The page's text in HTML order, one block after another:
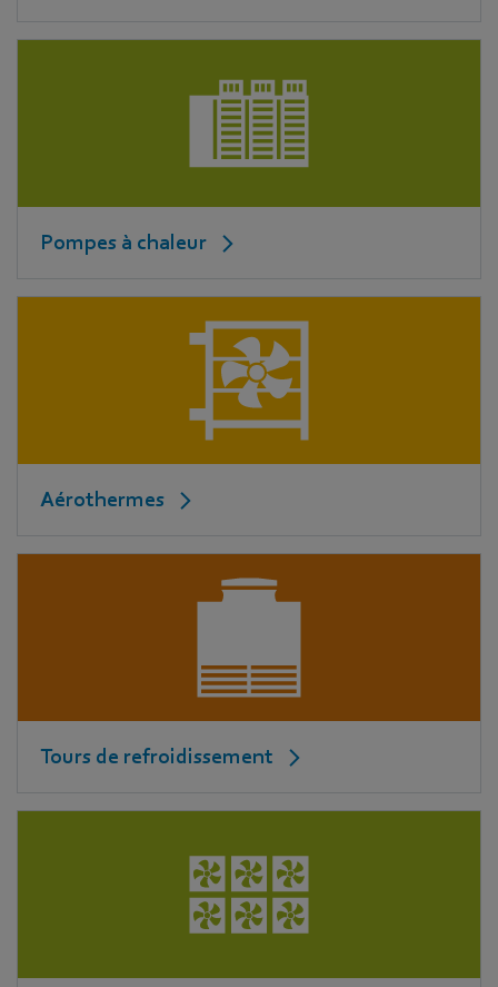
Pompes à chaleur
Aérothermes
Tours de refroidissement